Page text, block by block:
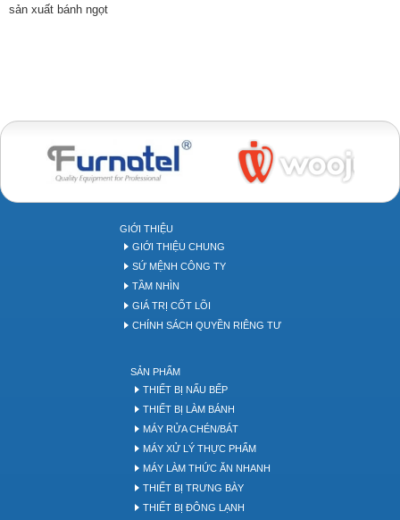
sản xuất bánh ngọt
GIỚI THIỆU
GIỚI THIỆU CHUNG
SỨ MỆNH CÔNG TY
TẦM NHÌN
GIÁ TRỊ CỐT LÕI
CHÍNH SÁCH QUYỀN RIÊNG TƯ
SẢN PHẨM
THIẾT BỊ NẤU BẾP
THIẾT BỊ LÀM BÁNH
MÁY RỬA CHÉN/BÁT
MÁY XỬ LÝ THỰC PHẨM
MÁY LÀM THỨC ĂN NHANH
THIẾT BỊ TRƯNG BÀY
THIẾT BỊ ĐÔNG LẠNH